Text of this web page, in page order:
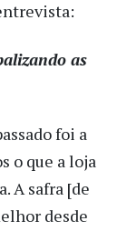
as
foi a
o que a loja
A safra [de
desde